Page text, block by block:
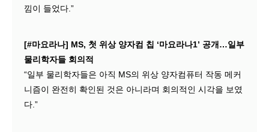
낌이 들었다.”
[#마요라나] MS, 첫 위상 양자컴 칩 ‘마요라나1’ 공개…일부
물리학자들 회의적
“일부 물리학자들은 아직 MS의 위상 양자컴퓨터 작동 메커
니즘이 완전히 확인된 것은 아니라며 회의적인 시각을 보였
다.”